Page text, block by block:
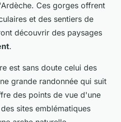
Ces gorges offrent
et des sentiers de
découvrir des paysages
.
est sans doute celui des
grande randonnée qui suit
des points de vue d'une
sites emblématiques